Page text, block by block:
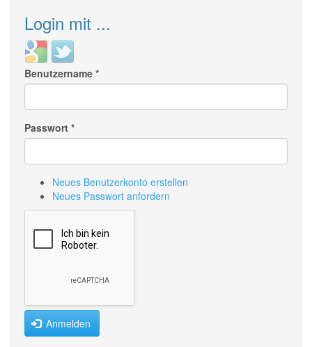
Login mit ...
Login
with
Google
Login
with
Twitter
Benutzername *
Passwort *
Neues Benutzerkonto erstellen
Neues Passwort anfordern
Anmelden